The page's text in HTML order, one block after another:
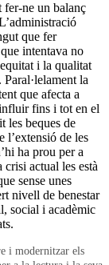
fer-ne un balanç
que fer
intentava no
i la qualitat
la
que afecta a
fins i tot en el
les beques de
l’extensió de les
ha prou per a
crisi actual les està
sense unes
nivell de benestar
social i acadèmic
i modernitzar els